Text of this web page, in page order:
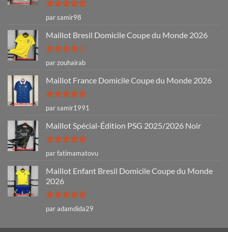
Note5sur
5
par samir98
Maillot Bresil Domicile Coupe du Monde 2026
Note4
sur 5
par zouhairab
Maillot France Domicile Coupe du Monde 2026
Note5sur
5
par samir1991
Maillot Spécial-Édition PSG 2025/2026 Noir
Note5sur
5
par fatimamatovu
Maillot Enfant Bresil Domicile Coupe du Monde
2026
Note5sur
5
par adamdida29